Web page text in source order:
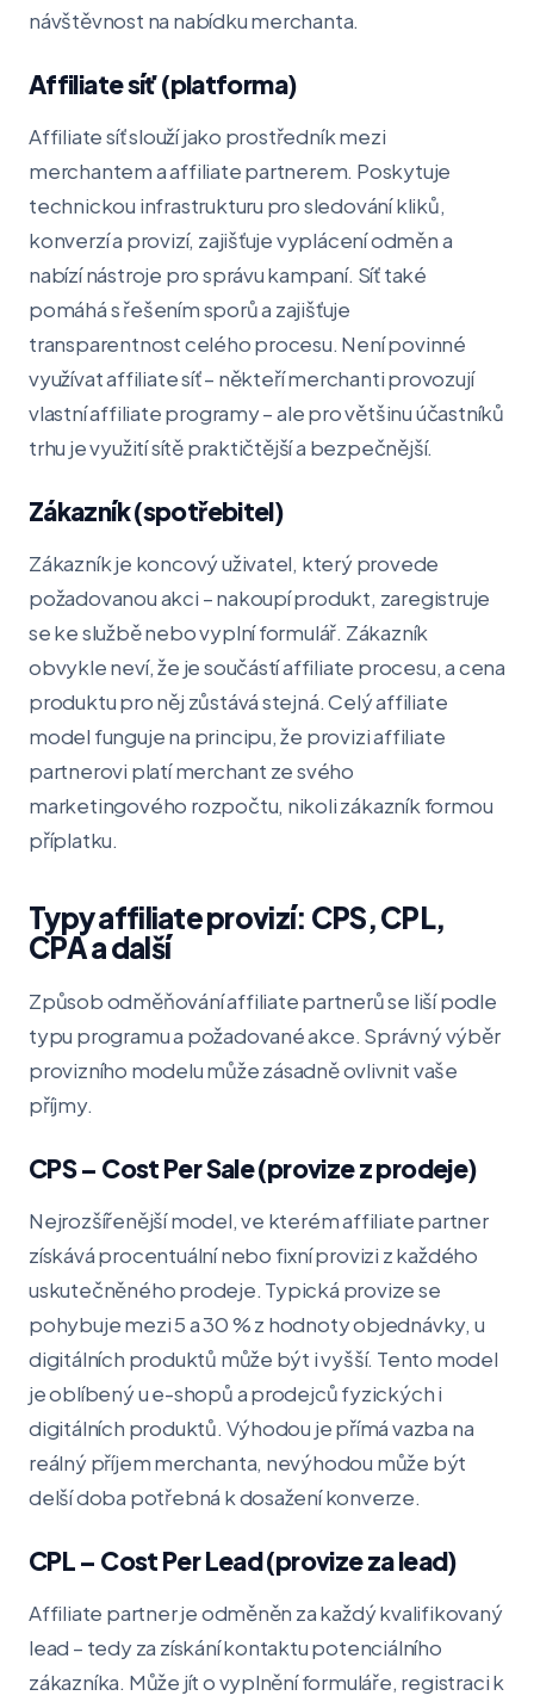
návštěvnost na nabídku merchanta.
Affiliate síť (platforma)
Affiliate síť slouží jako prostředník mezi
merchantem a affiliate partnerem. Poskytuje
technickou infrastrukturu pro sledování kliků,
konverzí a provizí, zajišťuje vyplácení odměn a
nabízí nástroje pro správu kampaní. Síť také
pomáhá s řešením sporů a zajišťuje
transparentnost celého procesu. Není povinné
využívat affiliate síť – někteří merchanti provozují
vlastní affiliate programy – ale pro většinu účastníků
trhu je využití sítě praktičtější a bezpečnější.
Zákazník (spotřebitel)
Zákazník je koncový uživatel, který provede
požadovanou akci – nakoupí produkt, zaregistruje
se ke službě nebo vyplní formulář. Zákazník
obvykle neví, že je součástí affiliate procesu, a cena
produktu pro něj zůstává stejná. Celý affiliate
model funguje na principu, že provizi affiliate
partnerovi platí merchant ze svého
marketingového rozpočtu, nikoli zákazník formou
příplatku.
Typy affiliate provizí: CPS, CPL,
CPA a další
Způsob odměňování affiliate partnerů se liší podle
typu programu a požadované akce. Správný výběr
provizního modelu může zásadně ovlivnit vaše
příjmy.
CPS – Cost Per Sale (provize z prodeje)
Nejrozšířenější model, ve kterém affiliate partner
získává procentuální nebo fixní provizi z každého
uskutečněného prodeje. Typická provize se
pohybuje mezi 5 a 30 % z hodnoty objednávky, u
digitálních produktů může být i vyšší. Tento model
je oblíbený u e-shopů a prodejců fyzických i
digitálních produktů. Výhodou je přímá vazba na
reálný příjem merchanta, nevýhodou může být
delší doba potřebná k dosažení konverze.
CPL – Cost Per Lead (provize za lead)
Affiliate partner je odměněn za každý kvalifikovaný
lead – tedy za získání kontaktu potenciálního
zákazníka. Může jít o vyplnění formuláře, registraci k